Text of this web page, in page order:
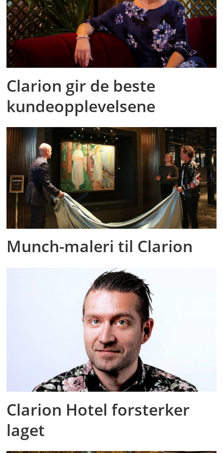
Clarion gir de beste
kundeopplevelsene
Munch-maleri til Clarion
Clarion Hotel forsterker
laget